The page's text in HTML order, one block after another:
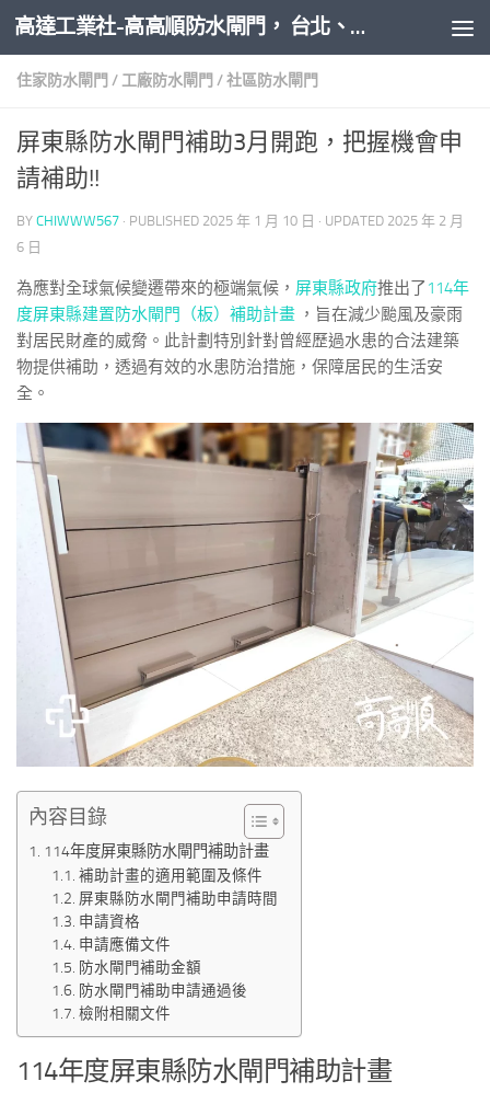
Skip to content 高達工業社-高高順防水閘門， 台北、新北、桃園、新竹、台中、台南、高雄全台防水閘門推薦安裝
住家防水閘門 / 工廠防水閘門 /社區防水閘門
屏東縣防水閘門補助3月開跑，把握機會申
請補助!!
BY CHIWWW567 · PUBLISHED 2025 年 1 月 10 日 · UPDATED 2025 年 2 月
6 日
為應對全球氣候變遷帶來的極端氣候， 屏東縣政府推出了 114年
度屏東縣建置防水閘門（板）補助計畫 ，旨在減少颱風及豪雨
對居民財產的威脅。此計劃特別針對曾經歷過水患的合法建築
物提供補助，透過有效的水患防治措施，保障居民的生活安
全。
內容目錄
114年度屏東縣防水閘門補助計畫
補助計畫的適用範圍及條件
屏東縣防水閘門補助申請時間
申請資格
申請應備文件
防水閘門補助金額
防水閘門補助申請通過後
檢附相關文件
114年度屏東縣防水閘門補助計畫